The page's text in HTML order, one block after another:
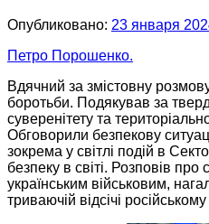
Опубликовано: 23 января
Петро Порошенко.
Вдячний за змістовну
боротьби. Подякував за
суверенітету та
Обговорили безпекову
зокрема у світлі подій в
безпеку в світі. Розповів про
українським військовим,
триваючій відсічі